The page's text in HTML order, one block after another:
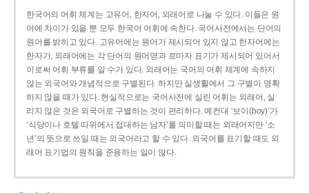
한국어의 어휘 체계는 고유어, 한자어, 외래어로 나눌 수 있다. 이들은 원
어에 차이가 있을 뿐 모두 한국어 어휘에 속한다. 국어사전에서는 단어의
원어를 밝히고 있다. 고유어에는 원어가 제시되어 있지 않고 한자어에는
한자가, 외래어에는 각 단어의 원어명과 로마자 표기가 제시되어 있어서
이로써 어휘 부류를 알 수가 있다. 외래어는 국어의 어휘 체계에 속하지
않는 외국어와 개념적으로 구별된다. 하지만 실생활에서 그 구별이 명확
하지 않을 때가 있다. 현실적으로는 국어사전에 실린 어휘는 외래어, 실
리지 않은 것은 외국어로 구별하는 것이 편리하다. 예컨대 ‘보이(boy)’가
‘식당이나 호텔 따위에서 접대하는 남자’를 의미할 때는 외래어지만 ‘소
년’의 뜻으로 쓰일 때는 외국어라고 할 수 있다. 외국어를 표기할 때도 외
래어 표기법의 원칙을 준용하는 일이 많다.